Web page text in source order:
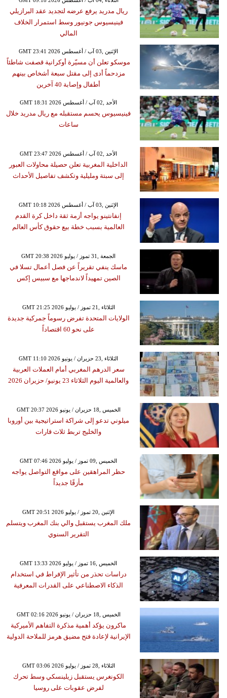
ريال مدريد يرفع عرضه لتجديد عقد البرازيلي
فينيسيوس جونيور وسط استمرار الخلاف
المالي
GMT 23:41 2026 الإثنين ,03 آب / أغسطس
موسكو تعلن أن مسيّرة أوكرانية قصفت شاطئاً
مزدحماً أدى إلى مقتل سبعة أشخاص بينهم
أطفال وإصابة 40 آخرين
GMT 18:31 2026 الأحد ,02 آب / أغسطس
فينيسيوس يحسم مستقبله مع ريال مدريد خلال
ساعات
GMT 23:47 2026 الأحد ,02 آب / أغسطس
الداخلية المغربية تعلن حصيلة محاولات العبور
إلى سبتة ومليلية وتكشف تفاصيل الأحداث
GMT 10:18 2026 الإثنين ,03 آب / أغسطس
إنفانتينو يواجه أزمة ثقة داخل كرة القدم
العالمية بسبب خطة بيع حقوق كأس العالم
GMT 20:38 2026 الجمعة ,31 تموز / يوليو
ماسك ينفي تقريراً عن فصل أعمال تسلا في
الصين تمهيداً لاندماجها مع سبيس إكس
GMT 21:25 2026 الثلاثاء ,21 تموز / يوليو
الولايات المتحدة تفرض رسوماً جمركية جديدة
على نحو 60 اقتصاداً
GMT 11:10 2026 الثلاثاء ,23 حزيران / يونيو
سعر الدرهم المغربي أمام العملات العربية
والعالمية اليوم الثلاثاء 23 يونيو/ حزيران 2026
GMT 20:37 2026 الخميس ,18 حزيران / يونيو
ميلوني تدعو إلى شراكة استراتيجية بين أوروبا
والخليج تربط ثلاث قارات
GMT 07:46 2026 الخميس ,09 تموز / يوليو
حظر المراهقين على مواقع التواصل يواجه
مأزقًا جديداً
GMT 20:51 2026 الإثنين ,20 تموز / يوليو
ملك المغرب يستقبل والي بنك المغرب ويتسلم
التقرير السنوي
GMT 13:33 2026 الخميس ,16 تموز / يوليو
دراسات تحذر من تأثير الإفراط في استخدام
الذكاء الاصطناعي على القدرات المعرفية
GMT 02:16 2026 الخميس ,18 حزيران / يونيو
ماكرون يؤكد أهمية مذكرة التفاهم الأميركية
الإيرانية لإعادة فتح مضيق هرمز للملاحة الدولية
GMT 03:06 2026 الثلاثاء ,28 تموز / يوليو
الكونغرس يستقبل زيلينسكي وسط تحرك
لفرض عقوبات على روسيا